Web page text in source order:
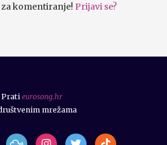
komentiranje! Prijavi se?
Prati eurosong.hr
mrežama